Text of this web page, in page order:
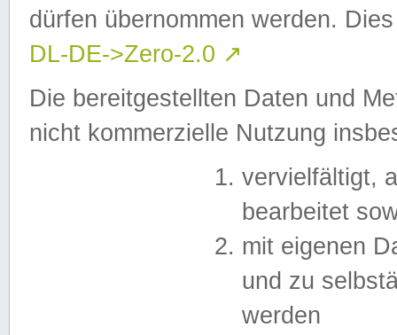
dürfen übernommen werden.
DL-DE->Zero-2.0 ↗
Die bereitgestellten Daten und
nicht kommerzielle Nutzung
vervielfältigt,
bearbeitet
mit eigenen
und zu
werden